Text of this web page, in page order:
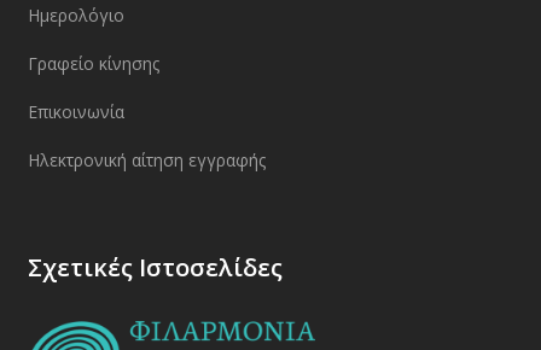
Ημερολόγιο
Γραφείο κίνησης
Επικοινωνία
Ηλεκτρονική αίτηση εγγραφής
Σχετικές Ιστοσελίδες